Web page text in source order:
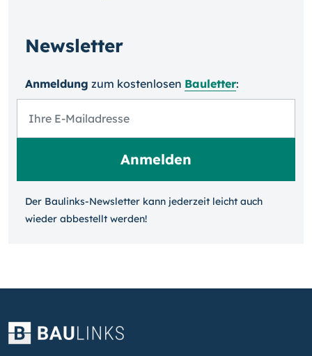
Newsletter
Anmeldung zum kosten­losen Bauletter:
Der Baulinks-Newsletter kann jeder­zeit leicht auch
wieder ab­bestellt werden!